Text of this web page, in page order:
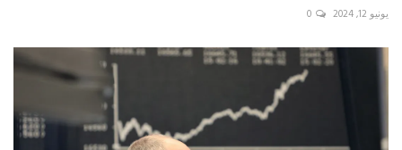
يونيو 12, 2024 0